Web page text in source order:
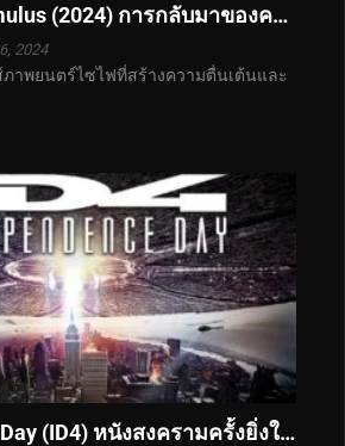
รีวิว Alien: Romulus (2024) การกลับมาของความสยองในอวกาศ
2024
าพยนตร์ไซไฟที่สร้างความตื่นเต้นและ
Independence Day (ID4) หนังสงครามครั้งยิ่งใหญ่ที่ไม่มีวันลืมเมื่อเอเลี่ยนบุกโลก